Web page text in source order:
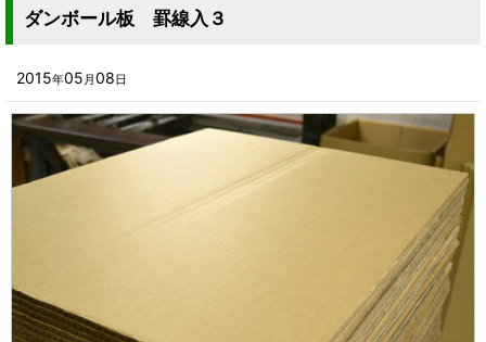
ダンボール板 罫線入３
2015年05 月08日
■組箱
■その他箱・ケース
■袋
■ウレタン・スポンジ
■その他資材
楽器・音響機器用
2025年
2023年
2022年
2021年
2018年